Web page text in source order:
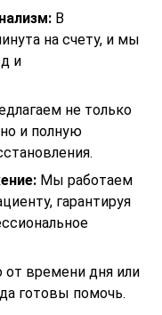
В
на счету, и мы
и
не только
и полную
Мы работаем
гарантируя
от времени дня или
готовы помочь.